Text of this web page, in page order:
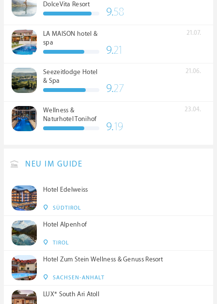
DolceVita Resort
*****
9.58
LA MAISON hotel &
spa
21.07.
9.21
Seezeitlodge Hotel
& Spa
21.06.
9.27
Wellness &
Naturhotel Tonihof
****S
23.04.
9.19
NEU IM GUIDE
Hotel Edelweiss
SÜDTIROL
Hotel Alpenhof
TIROL
Hotel Zum Stein Wellness & Genuss Resort
SACHSEN-ANHALT
LUX* South Ari Atoll